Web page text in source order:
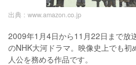
出典 : www.amazon.co.jp
2009年1月4日から11月22日まで放
のNHK大河ドラマ。映像史上でも初
人公を務める作品です。